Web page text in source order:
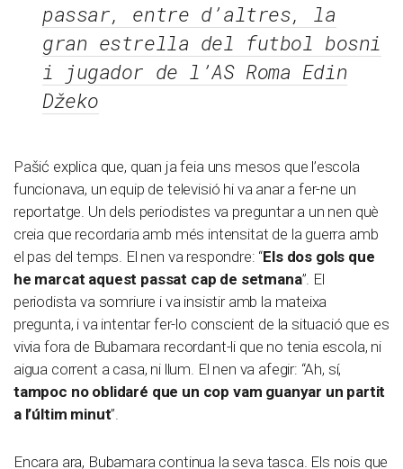
passar, entre d’altres, la
gran estrella del futbol bosni
i jugador de l’AS Roma Edin
Džeko
Pašić explica que, quan ja feia uns mesos que l’escola
funcionava, un equip de televisió hi va anar a fer-ne un
reportatge. Un dels periodistes va preguntar a un nen què
creia que recordaria amb més intensitat de la guerra amb
el pas del temps. El nen va respondre: “Els dos gols que
he marcat aquest passat cap de setmana”. El
periodista va somriure i va insistir amb la mateixa
pregunta, i va intentar fer-lo conscient de la situació que es
vivia fora de Bubamara recordant-li que no tenia escola, ni
aigua corrent a casa, ni llum. El nen va afegir: “Ah, sí,
tampoc no oblidaré que un cop vam guanyar un partit
a l’últim minut”.
Encara ara, Bubamara continua la seva tasca. Els nois que